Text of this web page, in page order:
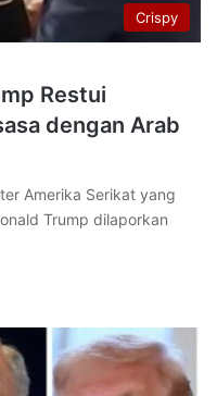
Crispy
Restui
dengan Arab
Amerika Serikat yang
Trump dilaporkan